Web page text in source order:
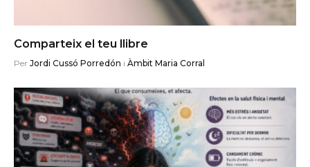
Comparteix el teu llibre
Per Jordi Cussó Porredón i Àmbit Maria Corral